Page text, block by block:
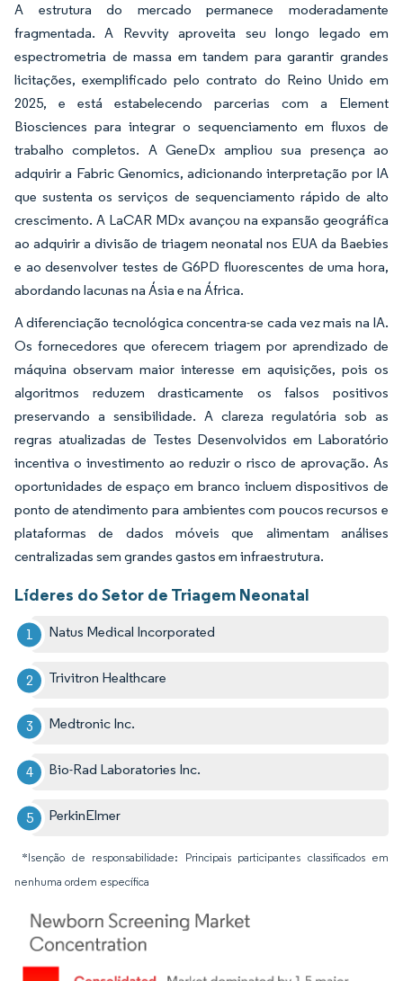
A estrutura do mercado permanece moderadamente
fragmentada. A Revvity aproveita seu longo legado em
espectrometria de massa em tandem para garantir grandes
licitações, exemplificado pelo contrato do Reino Unido em
2025, e está estabelecendo parcerias com a Element
Biosciences para integrar o sequenciamento em fluxos de
trabalho completos. A GeneDx ampliou sua presença ao
adquirir a Fabric Genomics, adicionando interpretação por IA
que sustenta os serviços de sequenciamento rápido de alto
crescimento. A LaCAR MDx avançou na expansão geográfica
ao adquirir a divisão de triagem neonatal nos EUA da Baebies
e ao desenvolver testes de G6PD fluorescentes de uma hora,
abordando lacunas na Ásia e na África.
A diferenciação tecnológica concentra-se cada vez mais na IA.
Os fornecedores que oferecem triagem por aprendizado de
máquina observam maior interesse em aquisições, pois os
algoritmos reduzem drasticamente os falsos positivos
preservando a sensibilidade. A clareza regulatória sob as
regras atualizadas de Testes Desenvolvidos em Laboratório
incentiva o investimento ao reduzir o risco de aprovação. As
oportunidades de espaço em branco incluem dispositivos de
ponto de atendimento para ambientes com poucos recursos e
plataformas de dados móveis que alimentam análises
centralizadas sem grandes gastos em infraestrutura.
Líderes do Setor de Triagem Neonatal
Natus Medical Incorporated
Trivitron Healthcare
Medtronic Inc.
Bio-Rad Laboratories Inc.
PerkinElmer
*Isenção de responsabilidade: Principais participantes classificados em
nenhuma ordem específica